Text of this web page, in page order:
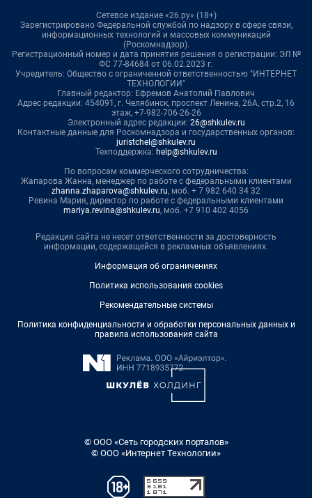
Сетевое издание «26.ру» (18+)
Зарегистрировано Федеральной службой по надзору в сфере связи,
информационных технологий и массовых коммуникаций
(Роскомнадзор).
Регистрационный номер и дата принятия решения о регистрации: ЭЛ №
ФС 77-84684 от 06.02.2023 г.
Учредитель: Общество с ограниченной ответственностью "ИНТЕРНЕТ
ТЕХНОЛОГИИ"
Главный редактор: Ефремов Анатолий Павлович
Адрес редакции: 454091, г. Челябинск, проспект Ленина, 26А, стр.2, 16
этаж, +7-982-706-26-26
Электронный адрес редакции: 26@shkulev.ru
Контактные данные для Роскомнадзора и государственных органов:
juristchel@shkulev.ru
Техподдержка: help@shkulev.ru
По вопросам коммерческого сотрудничества:
Жапарова Жанна, менеджер по работе с федеральными клиентами
zhanna.zhaparova@shkulev.ru, моб. + 7 982 640 34 32
Ревина Мария, директор по работе с федеральными клиентами
mariya.revina@shkulev.ru, моб. +7 910 402 4056
Редакция сайта не несет ответственности за достоверность
информации, содержащейся в рекламных объявлениях.
Информация об ограничениях
Политика использования cookies
Рекомендательные системы
Политика конфиденциальности и обработки персональных данных и
правила использования сайта
© ООО «Сеть городских порталов»
© ООО «Интернет Технологии»